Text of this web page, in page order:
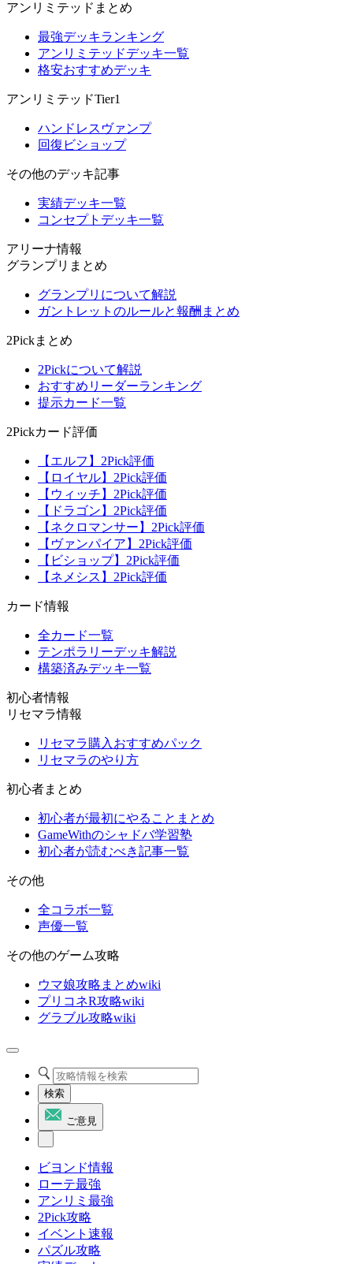
アンリミテッドまとめ
最強デッキランキング
アンリミテッドデッキ一覧
格安おすすめデッキ
アンリミテッドTier1
ハンドレスヴァンプ
回復ビショップ
その他のデッキ記事
実績デッキ一覧
コンセプトデッキ一覧
アリーナ情報
グランプリまとめ
グランプリについて解説
ガントレットのルールと報酬まとめ
2Pickまとめ
2Pickについて解説
おすすめリーダーランキング
提示カード一覧
2Pickカード評価
【エルフ】2Pick評価
【ロイヤル】2Pick評価
【ウィッチ】2Pick評価
【ドラゴン】2Pick評価
【ネクロマンサー】2Pick評価
【ヴァンパイア】2Pick評価
【ビショップ】2Pick評価
【ネメシス】2Pick評価
カード情報
全カード一覧
テンポラリーデッキ解説
構築済みデッキ一覧
初心者情報
リセマラ情報
リセマラ購入おすすめパック
リセマラのやり方
初心者まとめ
初心者が最初にやることまとめ
GameWithのシャドバ学習塾
初心者が読むべき記事一覧
その他
全コラボ一覧
声優一覧
その他のゲーム攻略
ウマ娘攻略まとめwiki
プリコネR攻略wiki
グラブル攻略wiki
検索
ご意見
ビヨンド情報
ローテ最強
アンリミ最強
2Pick攻略
イベント速報
パズル攻略